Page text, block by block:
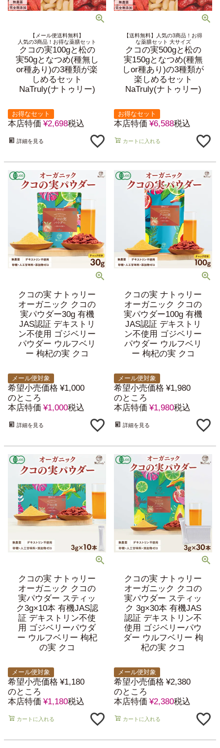
【メール便送料無料】
人気の3商品！お得な薬膳セット
クコの実100gと松の
実50gとなつめ(種無し
or種あり)の3種類が楽
しめるセット
NaTruly(ナトゥリー)
お得なセット
本店特価 ¥2,698税込
詳細を見る
【送料無料】人気の3商品！お得
な薬膳セット 大サイズ
クコの実500gと松の
実150gとなつめ(種無
しor種あり)の3種類が
楽しめるセット
NaTruly(ナトゥリー)
お得なセット
本店特価 ¥6,588税込
カートに入れる
クコの実 ナトゥリー
オーガニック クコの
実パウダー30g 有機
JAS認証 デキストリ
ン不使用 ゴジベリー
パウダー ウルフベリ
ー 枸杞の実 クコ
メール便対象
希望小売価格 ¥1,000
のところ
本店特価 ¥1,000税込
詳細を見る
クコの実 ナトゥリー
オーガニック クコの
実パウダー100g 有機
JAS認証 デキストリ
ン不使用 ゴジベリー
パウダー ウルフベリ
ー 枸杞の実 クコ
メール便対象
希望小売価格 ¥1,980
のところ
本店特価 ¥1,980税込
詳細を見る
クコの実 ナトゥリー
オーガニック クコの
実パウダー スティッ
ク3g×10本 有機JAS認
証 デキストリン不使
用 ゴジベリーパウダ
ー ウルフベリー 枸杞
の実 クコ
メール便対象
希望小売価格 ¥1,180
のところ
本店特価 ¥1,180税込
カートに入れる
クコの実 ナトゥリー
オーガニック クコの
実パウダー スティッ
ク 3g×30本 有機JAS
認証 デキストリン不
使用 ゴジベリーパウ
ダー ウルフベリー 枸
杞の実 クコ
メール便対象
希望小売価格 ¥2,380
のところ
本店特価 ¥2,380税込
カートに入れる